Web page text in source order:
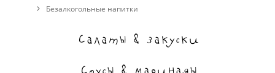
Безалкогольные напитки
Салаты & закуски